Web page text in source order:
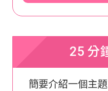
25 分
簡要介紹一個主